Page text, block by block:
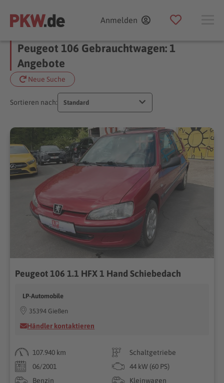
Anmelden
Peugeot 106 Gebrauchtwagen: 1
Angebote
Neue Suche
Sortieren nach: Standard
Peugeot 106 1.1 HFX 1 Hand Schiebedach
LP-Automobile
35394 Gießen
Händler kontaktieren
107.940 km
Schaltgetriebe
06/2001
44 kW (60 PS)
Benzin
Kleinwagen